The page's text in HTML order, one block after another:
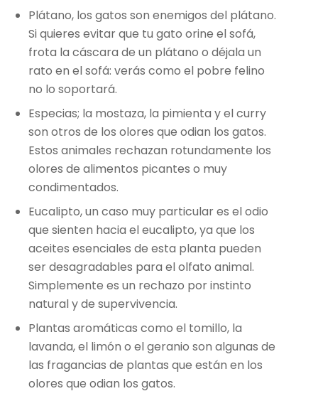
Plátano, los gatos son enemigos del plátano.
Si quieres evitar que tu gato orine el sofá,
frota la cáscara de un plátano o déjala un
rato en el sofá: verás como el pobre felino
no lo soportará.
Especias; la mostaza, la pimienta y el curry
son otros de los olores que odian los gatos.
Estos animales rechazan rotundamente los
olores de alimentos picantes o muy
condimentados.
Eucalipto, un caso muy particular es el odio
que sienten hacia el eucalipto, ya que los
aceites esenciales de esta planta pueden
ser desagradables para el olfato animal.
Simplemente es un rechazo por instinto
natural y de supervivencia.
Plantas aromáticas como el tomillo, la
lavanda, el limón o el geranio son algunas de
las fragancias de plantas que están en los
olores que odian los gatos.